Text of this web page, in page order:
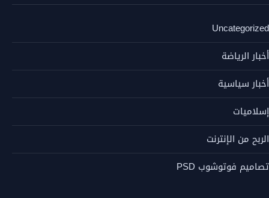
Uncategorized
أخبار الرياضة
أخبار سياسية
إسلاميات
الربح من الإنترنت
تصاميم فوتوشوب PSD